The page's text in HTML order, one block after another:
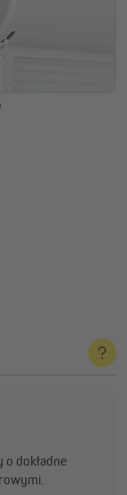
dokładne